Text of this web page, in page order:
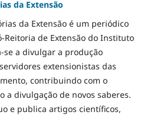
da Extensão
da Extensão é um periódico
Reitoria de Extensão do Instituto
se a divulgar a produção
extensionistas das
contribuindo com o
a divulgação de novos saberes.
e publica artigos científicos,